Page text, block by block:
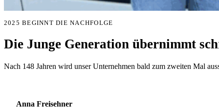
2025 BEGINNT DIE NACHFOLGE
Die Junge Generation übernimmt
Nach 148 Jahren wird unser Unternehmen bald zum zweiten Mal
Anna Freisehner